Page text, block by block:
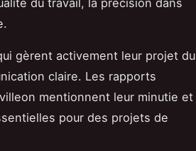
du travail, la précision dans
gèrent activement leur projet du
claire. Les rapports
mentionnent leur minutie et
pour des projets de